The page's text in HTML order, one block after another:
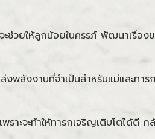
ะช่วยให้ลูกน้อยในครรภ์ พัฒนาเรื่อง
พลังงานที่จำเป็นสำหรับแม่และทาร
าะจะทำให้ทารกเจริญเติบโตได้ดี ก